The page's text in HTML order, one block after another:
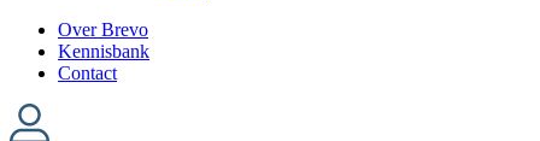
Over Brevo
Kennisbank
Contact